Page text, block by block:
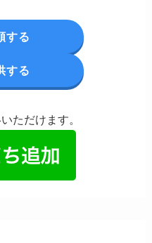
する
する
ただけます。